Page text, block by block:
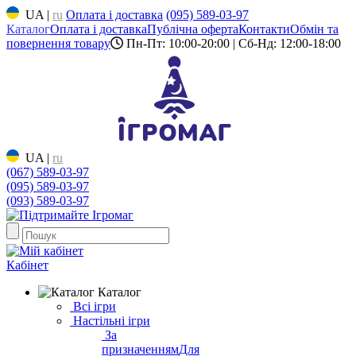
UA | ru Оплата і доставка (095) 589-03-97
КаталогОплата і доставкаПублічна офертаКонтактиОбмін та
повернення товару
Пн-Пт: 10:00-20:00 | Сб-Нд: 12:00-18:00
UA | ru
(067) 589-03-97
(095) 589-03-97
(093) 589-03-97
Кабінет
Каталог
Всі ігри
Настільні ігри
За
призначеннямДля